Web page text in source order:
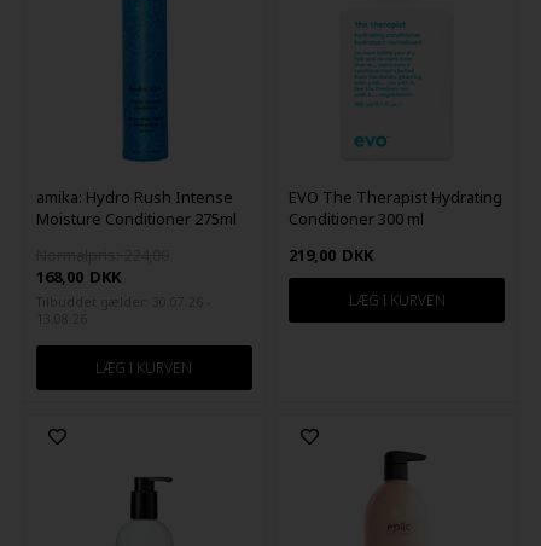
amika: Hydro Rush Intense
Moisture Conditioner 275ml
168,00 DKK
EVO The Therapist Hydrating
Conditioner 300 ml
219,00 DKK